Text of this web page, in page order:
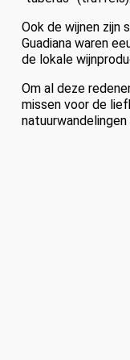
Ook de wijnen zijn
Guadiana waren
de lokale
Om al deze
missen voor de